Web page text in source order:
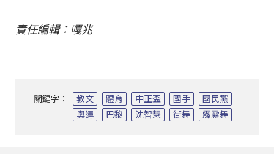
責任編輯：嘎兆
關鍵字： 教文 體育 中正盃 國手
國民黨
奧運
巴黎 沈智慧 街舞 霹靂舞